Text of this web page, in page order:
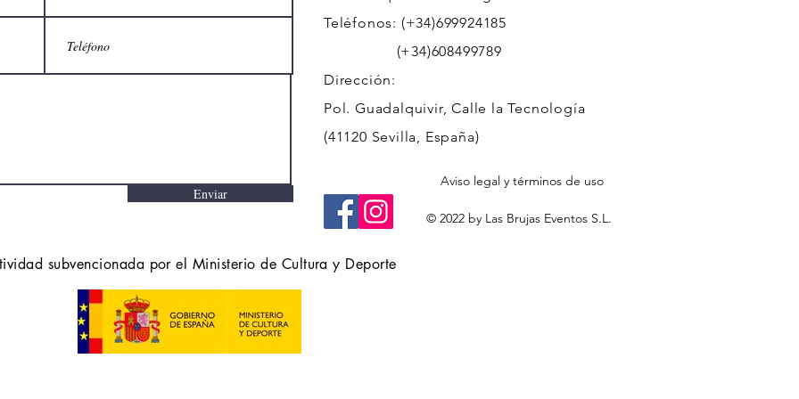
Enviar
Teléfonos: (+34)699924185
(+34)608499789
Dirección:
Pol. Guadalquivir, Calle la Tecnología
(41120 Sevilla, España)
Aviso legal y términos de uso
© 2022 by Las Brujas Eventos S.L.
subvencionada por el Ministerio de Cultura y Deporte